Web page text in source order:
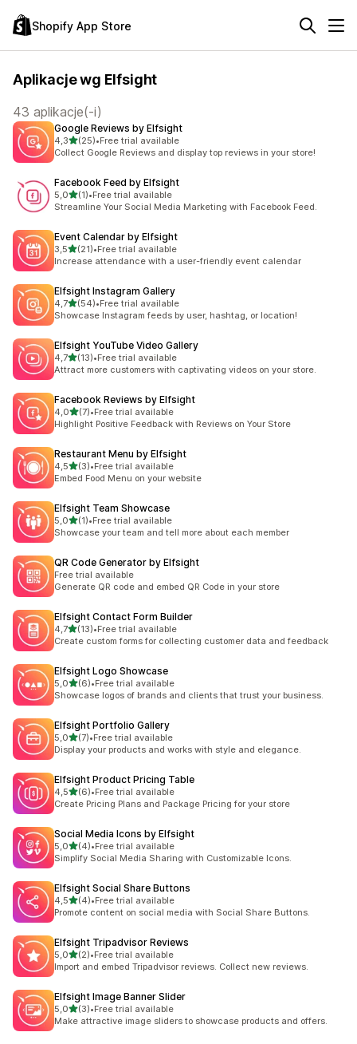
Shopify App Store
Aplikacje wg Elfsight
43 aplikacje(-i)
Google Reviews by Elfsight
4,3na 5 gwiazdek
(25)
Łączna liczba recenzji: 25
•Free trial available
Collect Google Reviews and display top reviews in your store!
Facebook Feed by Elfsight
5,0na 5 gwiazdek
(1)
Łączna liczba recenzji: 1
•Free trial available
Streamline Your Social Media Marketing with Facebook Feed.
Event Calendar by Elfsight
3,5na 5 gwiazdek
(21)
Łączna liczba recenzji: 21
•Free trial available
Increase attendance with a user-friendly event calendar
Elfsight Instagram Gallery
4,7na 5 gwiazdek
(54)
Łączna liczba recenzji: 54
•Free trial available
Showcase Instagram feeds by user, hashtag, or location!
Elfsight YouTube Video Gallery
4,7na 5 gwiazdek
(13)
Łączna liczba recenzji: 13
•Free trial available
Attract more customers with captivating videos on your store.
Facebook Reviews by Elfsight
4,0na 5 gwiazdek
(7)
Łączna liczba recenzji: 7
•Free trial available
Highlight Positive Feedback with Reviews on Your Store
Restaurant Menu by Elfsight
4,5na 5 gwiazdek
(3)
Łączna liczba recenzji: 3
•Free trial available
Embed Food Menu on your website
Elfsight Team Showcase
5,0na 5 gwiazdek
(1)
Łączna liczba recenzji: 1
•Free trial available
Showcase your team and tell more about each member
QR Code Generator by Elfsight
Free trial available
Generate QR code and embed QR Code in your store
Elfsight Contact Form Builder
4,7na 5 gwiazdek
(13)
Łączna liczba recenzji: 13
•Free trial available
Create custom forms for collecting customer data and feedback
Elfsight Logo Showcase
5,0na 5 gwiazdek
(6)
Łączna liczba recenzji: 6
•Free trial available
Showcase logos of brands and clients that trust your business.
Elfsight Portfolio Gallery
5,0na 5 gwiazdek
(7)
Łączna liczba recenzji: 7
•Free trial available
Display your products and works with style and elegance.
Elfsight Product Pricing Table
4,5na 5 gwiazdek
(6)
Łączna liczba recenzji: 6
•Free trial available
Create Pricing Plans and Package Pricing for your store
Social Media Icons by Elfsight
5,0na 5 gwiazdek
(4)
Łączna liczba recenzji: 4
•Free trial available
Simplify Social Media Sharing with Customizable Icons.
Elfsight Social Share Buttons
4,5na 5 gwiazdek
(4)
Łączna liczba recenzji: 4
•Free trial available
Promote content on social media with Social Share Buttons.
Elfsight Tripadvisor Reviews
5,0na 5 gwiazdek
(2)
Łączna liczba recenzji: 2
•Free trial available
Import and embed Tripadvisor reviews. Collect new reviews.
Elfsight Image Banner Slider
5,0na 5 gwiazdek
(3)
Łączna liczba recenzji: 3
•Free trial available
Make attractive image sliders to showcase products and offers.